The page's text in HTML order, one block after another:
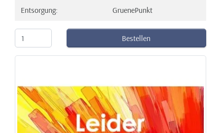
Entsorgung: GruenePunkt
Bestellen